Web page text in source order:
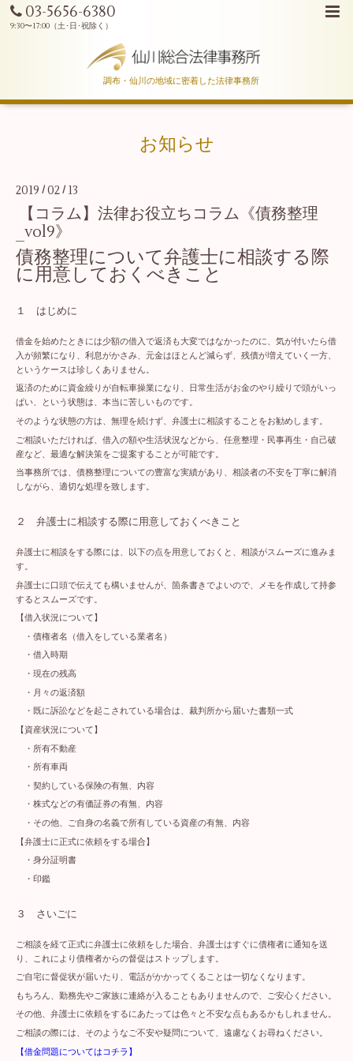
03-5656-6380
調布・仙川の地域に密着した法律事務所
お知らせ
2019 / 02 / 13
【コラム】法律お役立ちコラム《債務整理
_vol9》
債務整理について弁護士に相談する際
に用意しておくべきこと
１ はじめに
借金を始めたときには少額の借入で返済も大変ではなかったのに、気が付いたら借
入が頻繁になり、利息がかさみ、元金はほとんど減らず、残債が増えていく一方、
というケースは珍しくありません。
返済のために資金繰りが自転車操業になり、日常生活がお金のやり繰りで頭がいっ
ぱい、という状態は、本当に苦しいものです。
そのような状態の方は、無理を続けず、弁護士に相談することをお勧めします。
ご相談いただければ、借入の額や生活状況などから、任意整理・民事再生・自己破
産など、最適な解決策をご提案することが可能です。
当事務所では、債務整理についての豊富な実績があり、相談者の不安を丁寧に解消
しながら、適切な処理を致します。
２ 弁護士に相談する際に用意しておくべきこと
弁護士に相談をする際には、以下の点を用意しておくと、相談がスムーズに進みま
す。
弁護士に口頭で伝えても構いませんが、箇条書きでよいので、メモを作成して持参
するとスムーズです。
【借入状況について】
・債権者名（借入をしている業者名）
・借入時期
・現在の残高
・月々の返済額
・既に訴訟などを起こされている場合は、裁判所から届いた書類一式
【資産状況について】
・所有不動産
・所有車両
・契約している保険の有無、内容
・株式などの有価証券の有無、内容
・その他、ご自身の名義で所有している資産の有無、内容
【弁護士に正式に依頼をする場合】
・身分証明書
・印鑑
３ さいごに
ご相談を経て正式に弁護士に依頼をした場合、弁護士はすぐに債権者に通知を送
り、これにより債権者からの督促はストップします。
ご自宅に督促状が届いたり、電話がかかってくることは一切なくなります。
もちろん、勤務先やご家族に連絡が入ることもありませんので、ご安心ください。
その他、弁護士に依頼をするにあたっては色々と不安な点もあるかもしれません。
ご相談の際には、そのようなご不安や疑問について、遠慮なくお尋ねください。
【借金問題についてはコチラ】